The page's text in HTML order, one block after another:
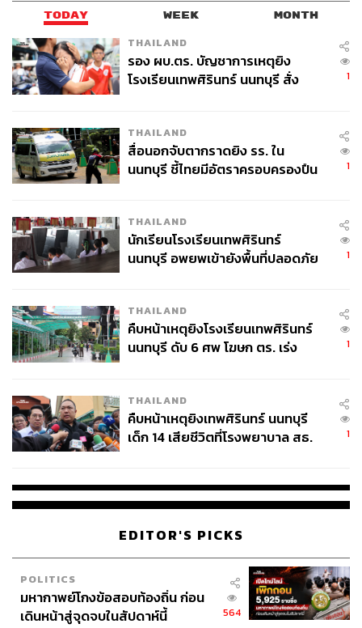
TODAY WEEK MONTH
THAILAND
รอง ผบ.ตร. บัญชาการเหตุยิง
โรงเรียนเทพศิรินทร์ นนทบุรี สั่ง
1
THAILAND
สื่อนอกจับตากราดยิง รร. ใน
นนทบุรี ชี้ไทยมีอัตราครอบครองปืน
1
THAILAND
นักเรียนโรงเรียนเทพศิรินทร์
นนทบุรี อพยพเข้ายังพื้นที่ปลอดภัย
1
THAILAND
คืบหน้าเหตุยิงโรงเรียนเทพศิรินทร์
นนทบุรี ดับ 6 ศพ โฆษก ตร. เร่ง
1
THAILAND
คืบหน้าเหตุยิงเทพศิรินทร์ นนทบุรี
เด็ก 14 เสียชีวิตที่โรงพยาบาล สธ.
1
EDITOR'S PICKS
POLITICS
มหากาพย์โกงข้อสอบท้องถิ่น ก่อน
เดินหน้าสู่จุดจบในสัปดาห์นี้
564